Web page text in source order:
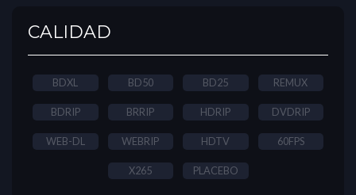
CALIDAD
BDXL BD50 BD25 REMUX
BDRIP BRRIP HDRIP DVDRIP
WEB-DL WEBRIP HDTV 60FPS
X265 PLACEBO